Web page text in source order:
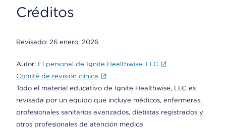
Créditos
Revisado: 26 enero, 2026
Autor: El personal de Ignite Healthwise, LLC
Comité de revisión clínica
Todo el material educativo de Ignite Healthwise, LLC es
revisada por un equipo que incluye médicos, enfermeras,
profesionales sanitarios avanzados, dietistas registrados y
otros profesionales de atención médica.